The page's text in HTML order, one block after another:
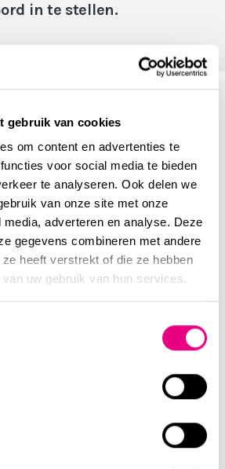
gebruik van cookies
om content en advertenties te
voor social media te bieden
te analyseren. Ook delen we
van onze site met onze
adverteren en analyse. Deze
gegevens combineren met andere
heeft verstrekt of die ze hebben
uw gebruik van hun services.
in te stellen.
vergeten